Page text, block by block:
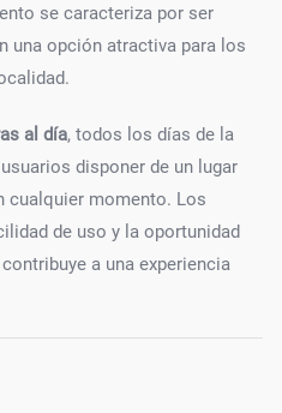
se caracteriza por ser
una opción atractiva para los
al día, todos los días de la
disponer de un lugar
cualquier momento. Los
de uso y la oportunidad
a una experiencia